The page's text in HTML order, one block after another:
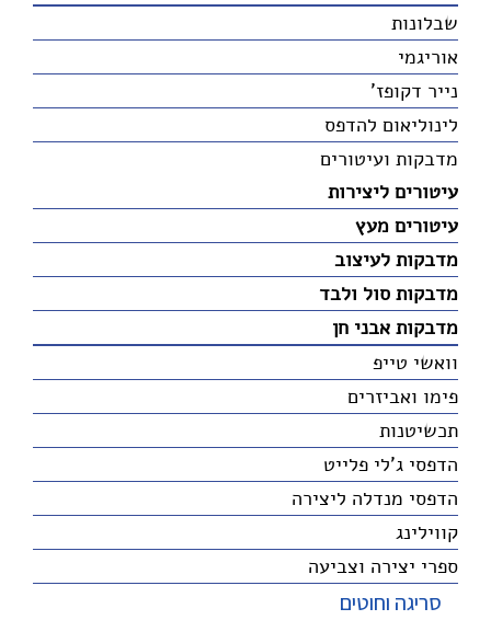
שבלונות
אוריגמי
נייר דקופז'
לינוליאום להדפס
מדבקות ועיטורים
עיטורים ליצירות
עיטורים מעץ
מדבקות לעיצוב
מדבקות סול ולבד
מדבקות אבני חן
וואשי טייפ
פימו ואביזרים
תכשיטנות
הדפסי ג'לי פלייט
הדפסי מנדלה ליצירה
קווילינג
ספרי יצירה וצביעה
סריגה וחוטים